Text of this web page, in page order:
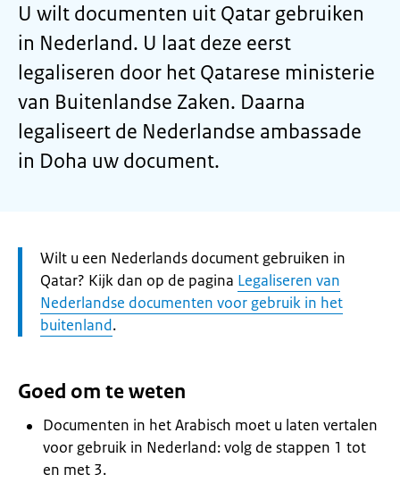
U wilt documenten uit Qatar gebruiken
in Nederland. U laat deze eerst
legaliseren door het Qatarese ministerie
van Buitenlandse Zaken. Daarna
legaliseert de Nederlandse ambassade
in Doha uw document.
Let
op:
Wilt u een Nederlands document gebruiken in
Qatar? Kijk dan op de pagina Legaliseren van
Nederlandse documenten voor gebruik in het
buitenland.
Goed om te weten
Documenten in het Arabisch moet u laten vertalen
voor gebruik in Nederland: volg de stappen 1 tot
en met 3.